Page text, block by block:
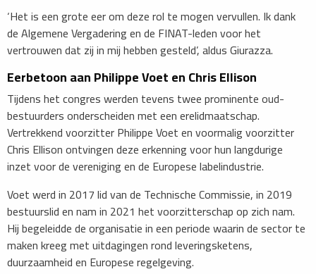
‘Het is een grote eer om deze rol te mogen vervullen. Ik dank
de Algemene Vergadering en de FINAT-leden voor het
vertrouwen dat zij in mij hebben gesteld’, aldus Giurazza.
Eerbetoon aan Philippe Voet en Chris Ellison
Tijdens het congres werden tevens twee prominente oud-
bestuurders onderscheiden met een erelidmaatschap.
Vertrekkend voorzitter Philippe Voet en voormalig voorzitter
Chris Ellison ontvingen deze erkenning voor hun langdurige
inzet voor de vereniging en de Europese labelindustrie.
Voet werd in 2017 lid van de Technische Commissie, in 2019
bestuurslid en nam in 2021 het voorzitterschap op zich nam.
Hij begeleidde de organisatie in een periode waarin de sector te
maken kreeg met uitdagingen rond leveringsketens,
duurzaamheid en Europese regelgeving.